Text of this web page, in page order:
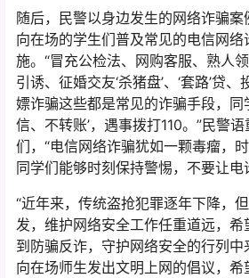
随后，民警以身边发生的网络诈骗案
向在场的学生们普及常见的电信网
施。“冒充公检法、网购客服、熟人
引诱、征婚交友‘杀猪盘’、‘套路’贷
嫖诈骗这些都是常见的诈骗手段，同
信、不转账’，遇事拨打110。”民警
们，“电信网络诈骗犹如一颗毒瘤，
同学们能够时刻保持警惕，不要让电
“近年来，传统盗抢犯罪逐年下降，
发，维护网络安全工作任重道远，希
到防骗反诈，守护网络安全的行列中
向在场师生发出文明上网的倡议，